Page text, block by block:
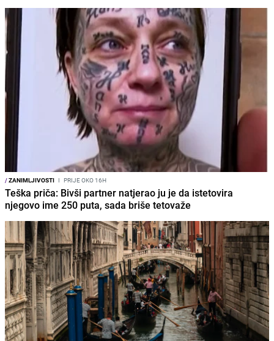
/ZANIMLJIVOSTI I PRIJE OKO 16H
Teška priča: Bivši partner natjerao ju je da istetovira
njegovo ime 250 puta, sada briše tetovaže